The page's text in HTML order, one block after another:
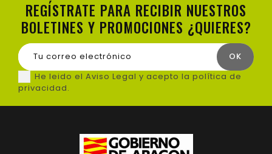
REGÍSTRATE PARA RECIBIR NUESTROS
BOLETINES Y PROMOCIONES ¿QUIERES?
He leido el Aviso Legal y acepto la política de
privacidad.